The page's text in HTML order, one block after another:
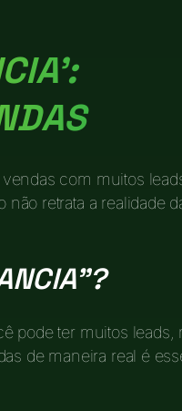
com muitos
retrata a realidade
pode ter muitos leads,
de maneira real é